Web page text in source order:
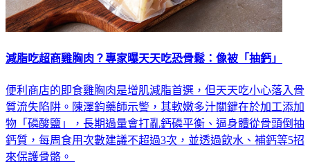
減脂吃超商雞胸肉？專家曝天天吃恐骨鬆：像被「抽鈣」
便利商店的即食雞胸肉是增肌減脂首選，但天天吃小心落入骨
質流失陷阱。陳澤鈞藥師示警，其軟嫩多汁關鍵在於加工添加
物「磷酸鹽」，長期過量會打亂鈣磷平衡、逼身體從骨頭倒抽
鈣質，每周食用次數建議不超過3次，並透過飲水、補鈣等5招
來保護骨骼。